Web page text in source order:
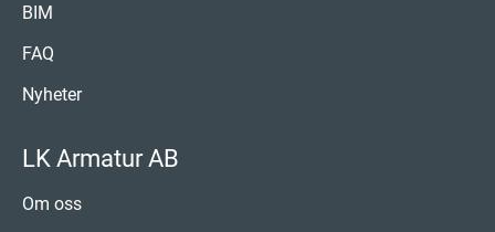
BIM
FAQ
Nyheter
LK Armatur AB
Om oss